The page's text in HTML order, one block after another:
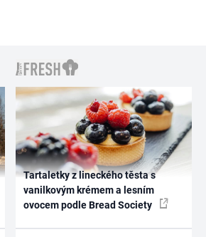
Tartaletky z lineckého těsta s
vanilkovým krémem a lesním
ovocem podle Bread Society